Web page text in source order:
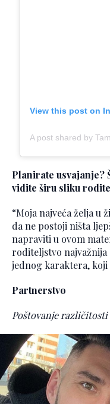
View this post on
A post shared by
Planirate usvajanje?
vidite širu sliku
“Moja najveća želja u
da ne postoji ništa
napraviti u ovom
roditeljstvo
jednog karaktera, koji
Partnerstvo
Poštovanje različitosti